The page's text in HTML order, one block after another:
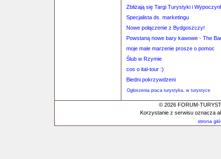
Zbliżają się Targi Turystyki i
Specjalista ds. marketingu
Nowe połączenie z Bydgoszczy!
Powstaną nowe bary kawowe - The
moje male marzenie prosze o pomoc
Ślub w Rzymie
cos o ital-tour :)
Biedni pokrzywdzeni
Ogłoszenia praca turystyka, w turystyce
© 2026 FORUM-
Korzystanie z serwisu oznacza
strona